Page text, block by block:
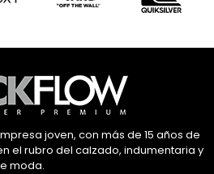
joven, con más de 15 años de
el rubro del calzado, indumentaria y
moda.